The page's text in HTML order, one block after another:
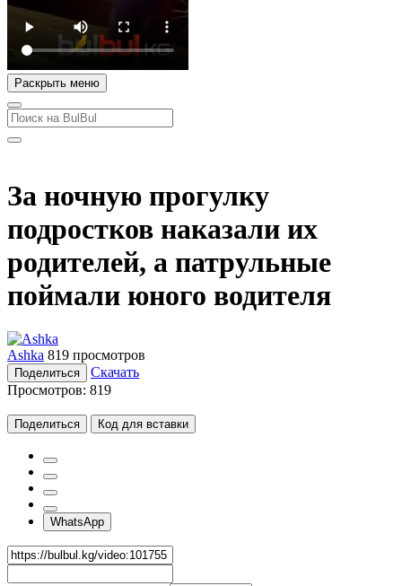
Раскрыть меню
За ночную прогулку
подростков наказали их
родителей, а патрульные
поймали юного водителя
Ashka 819 просмотров
Поделиться
Скачать
Просмотров: 819
Поделиться Код для вставки
WhatsApp